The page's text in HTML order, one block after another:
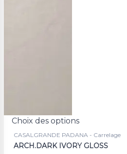
Choix des options
CASALGRANDE PADANA - Carrelage
ARCH.DARK IVORY GLOSS